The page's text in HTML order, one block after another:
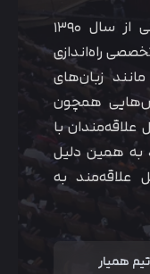
موسسه‌ی آموزشی همیار آکادمی از سال ۱۳۹۰
راه‌اندازی
زبان‌های
همچون
با
به همین دلیل
علاقه‌مند به
تیم همیار